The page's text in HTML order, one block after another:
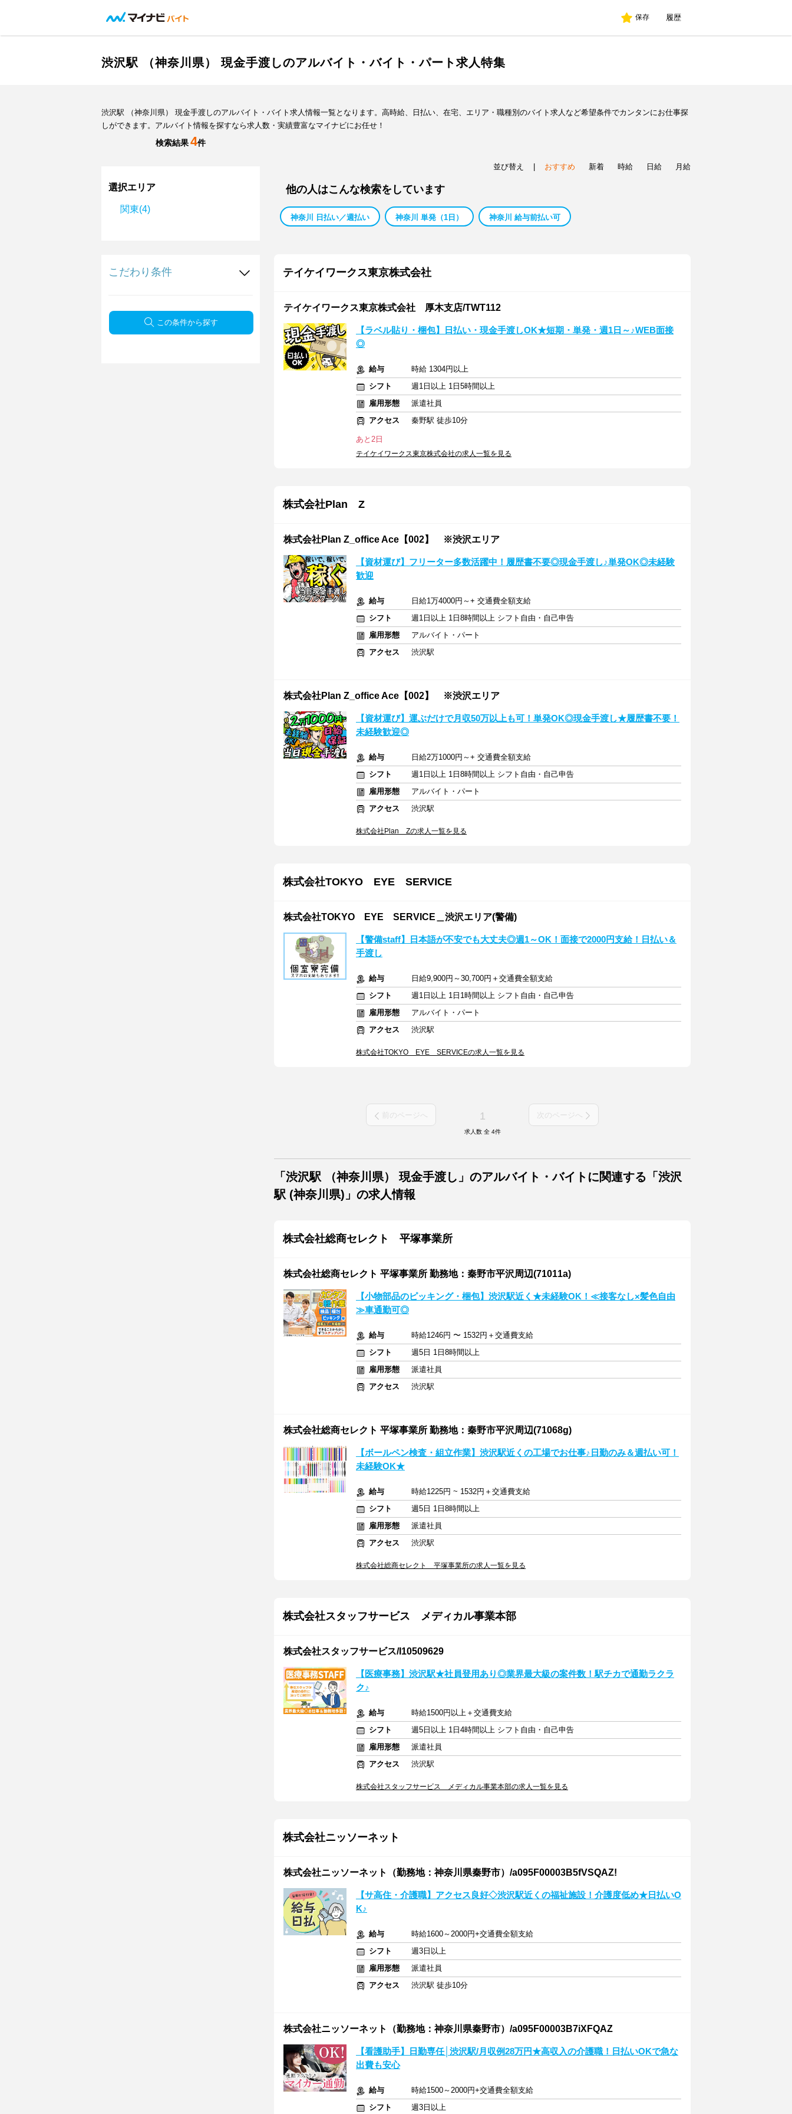
保存 履歴
渋沢駅 （神奈川県） 現金手渡しのアルバイト・バイト・パート求人特集
渋沢駅 （神奈川県） 現金手渡しのアルバイト・バイト求人情報一覧となります。高時給、日払い、在宅、エリア・職種別のバイト求人など希望条件でカンタンにお仕事探
しができます。アルバイト情報を探すなら求人数・実績豊富なマイナビにお任せ！
検索結果4件
選択エリア
関東(4)
こだわり条件
この条件から探す
並び替え おすすめ 新着 時給 日給 月給
他の人はこんな検索をしています
神奈川 日払い／週払い 神奈川 単発（1日） 神奈川 給与前払い可
テイケイワークス東京株式会社
テイケイワークス東京株式会社 厚木支店/TWT112
【ラベル貼り・梱包】日払い・現金手渡しOK★短期・単発・週1日～♪WEB面接
◎
給与
時給 1304円以上
シフト
週1日以上 1日5時間以上
雇用形態
派遣社員
アクセス
秦野駅 徒歩10分
あと2日
テイケイワークス東京株式会社の求人一覧を見る
株式会社Plan Z
株式会社Plan Z_office Ace【002】 ※渋沢エリア
【資材運び】フリーター多数活躍中！履歴書不要◎現金手渡し♪単発OK◎未経験
歓迎
給与
日給1万4000円～+ 交通費全額支給
シフト
週1日以上 1日8時間以上 シフト自由・自己申告
雇用形態
アルバイト・パート
アクセス
渋沢駅
株式会社Plan Z_office Ace【002】 ※渋沢エリア
【資材運び】運ぶだけで月収50万以上も可！単発OK◎現金手渡し★履歴書不要！
未経験歓迎◎
給与
日給2万1000円～+ 交通費全額支給
シフト
週1日以上 1日8時間以上 シフト自由・自己申告
雇用形態
アルバイト・パート
アクセス
渋沢駅
株式会社Plan Zの求人一覧を見る
株式会社TOKYO EYE SERVICE
株式会社TOKYO EYE SERVICE＿渋沢エリア(警備)
【警備staff】日本語が不安でも大丈夫◎週1～OK！面接で2000円支給！日払い＆
手渡し
給与
日給9,900円～30,700円＋交通費全額支給
シフト
週1日以上 1日1時間以上 シフト自由・自己申告
雇用形態
アルバイト・パート
アクセス
渋沢駅
株式会社TOKYO EYE SERVICEの求人一覧を見る
前のページへ 1 次のページへ
求人数 全 4件
「渋沢駅 （神奈川県） 現金手渡し」のアルバイト・バイトに関連する「渋沢
駅 (神奈川県)」の求人情報
株式会社総商セレクト 平塚事業所
株式会社総商セレクト 平塚事業所 勤務地：秦野市平沢周辺(71011a)
【小物部品のピッキング・梱包】渋沢駅近く★未経験OK！≪接客なし×髪色自由
≫車通勤可◎
給与
時給1246円 〜 1532円＋交通費支給
シフト
週5日 1日8時間以上
雇用形態
派遣社員
アクセス
渋沢駅
株式会社総商セレクト 平塚事業所 勤務地：秦野市平沢周辺(71068g)
【ボールペン検査・組立作業】渋沢駅近くの工場でお仕事♪日勤のみ＆週払い可！
未経験OK★
給与
時給1225円 ~ 1532円＋交通費支給
シフト
週5日 1日8時間以上
雇用形態
派遣社員
アクセス
渋沢駅
株式会社総商セレクト 平塚事業所の求人一覧を見る
株式会社スタッフサービス メディカル事業本部
株式会社スタッフサービス/I10509629
【医療事務】渋沢駅★社員登用あり◎業界最大級の案件数！駅チカで通勤ラクラ
ク♪
給与
時給1500円以上＋交通費支給
シフト
週5日以上 1日4時間以上 シフト自由・自己申告
雇用形態
派遣社員
アクセス
渋沢駅
株式会社スタッフサービス メディカル事業本部の求人一覧を見る
株式会社ニッソーネット
株式会社ニッソーネット（勤務地：神奈川県秦野市）/a095F00003B5fVSQAZ!
【サ高住・介護職】アクセス良好◇渋沢駅近くの福祉施設！介護度低め★日払いO
K♪
給与
時給1600～2000円+交通費全額支給
シフト
週3日以上
雇用形態
派遣社員
アクセス
渋沢駅 徒歩10分
株式会社ニッソーネット（勤務地：神奈川県秦野市）/a095F00003B7iXFQAZ
【看護助手】日勤専任│渋沢駅/月収例28万円★高収入の介護職！日払いOKで急な
出費も安心
給与
時給1500～2000円+交通費全額支給
シフト
週3日以上